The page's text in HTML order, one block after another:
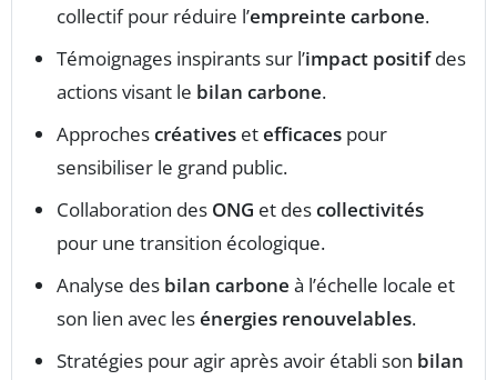
collectif pour réduire l’empreinte carbone.
Témoignages inspirants sur l’impact positifdes
actions visant le bilan carbone.
Approchescréatives etefficaces pour
sensibiliser le grand public.
Collaboration des ONG et descollectivités
pour une transition écologique.
Analyse des bilan carbone à l’échelle locale et
son lien avec lesénergies renouvelables.
Stratégies pour agir après avoir établi son bilan